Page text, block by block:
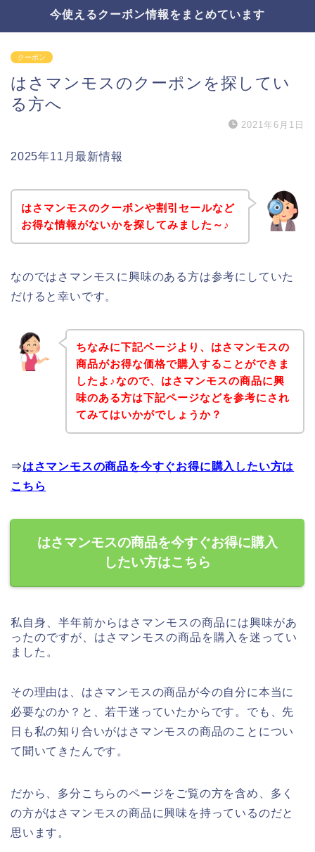
今使えるクーポン情報をまとめています
クーポン
はさマンモスのクーポンを探してい
る方へ
2021年6月1日
2025年11月最新情報
はさマンモスのクーポンや割引セールなど
お得な情報がないかを探してみました～♪
なのではさマンモスに興味のある方は参考にしていた
だけると幸いです。
ちなみに下記ページより、はさマンモスの
商品がお得な価格で購入することができま
したよ♪なので、はさマンモスの商品に興
味のある方は下記ページなどを参考にされ
てみてはいかがでしょうか？
⇒はさマンモスの商品を今すぐお得に購入したい方は
こちら
はさマンモスの商品を今すぐお得に購入
したい方はこちら
私自身、半年前からはさマンモスの商品には興味があ
ったのですが、はさマンモスの商品を購入を迷ってい
ました。
その理由は、はさマンモスの商品が今の自分に本当に
必要なのか？と、若干迷っていたからです。でも、先
日も私の知り合いがはさマンモスの商品のことについ
て聞いてきたんです。
だから、多分こちらのページをご覧の方を含め、多く
の方がはさマンモスの商品に興味を持っているのだと
思います。